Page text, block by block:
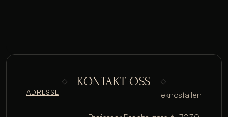
KONTAKT OSS
ADRESSE Teknostallen